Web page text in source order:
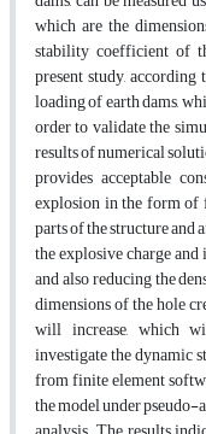
which are the
stability coefficient of
present study,
loading of earth dams,
order to validate the
results of numerical
provides acceptable
explosion in the form of
parts of the structure and
the explosive charge
and also reducing the
dimensions of the hole
will increase, which
investigate the dynamic
from finite element
the model under